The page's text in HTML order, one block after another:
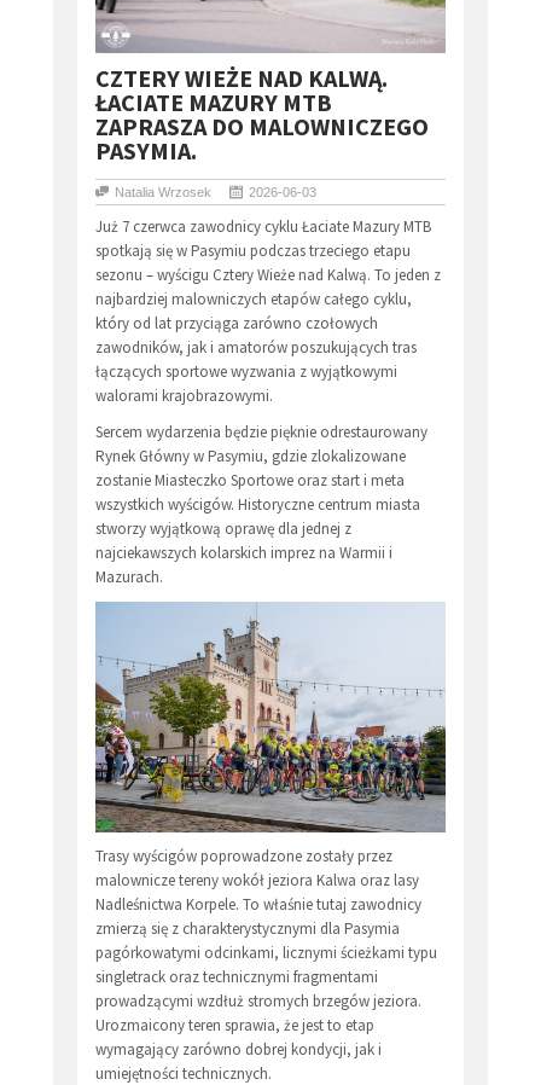
​CZTERY WIEŻE NAD KALWĄ.
ŁACIATE MAZURY MTB
ZAPRASZA DO MALOWNICZEGO
PASYMIA.
Natalia Wrzosek 2026-06-03
Już 7 czerwca zawodnicy cyklu Łaciate Mazury MTB
spotkają się w Pasymiu podczas trzeciego etapu
sezonu – wyścigu Cztery Wieże nad Kalwą. To jeden z
najbardziej malowniczych etapów całego cyklu,
który od lat przyciąga zarówno czołowych
zawodników, jak i amatorów poszukujących tras
łączących sportowe wyzwania z wyjątkowymi
walorami krajobrazowymi.
Sercem wydarzenia będzie pięknie odrestaurowany
Rynek Główny w Pasymiu, gdzie zlokalizowane
zostanie Miasteczko Sportowe oraz start i meta
wszystkich wyścigów. Historyczne centrum miasta
stworzy wyjątkową oprawę dla jednej z
najciekawszych kolarskich imprez na Warmii i
Mazurach.
Trasy wyścigów poprowadzone zostały przez
malownicze tereny wokół jeziora Kalwa oraz lasy
Nadleśnictwa Korpele. To właśnie tutaj zawodnicy
zmierzą się z charakterystycznymi dla Pasymia
pagórkowatymi odcinkami, licznymi ścieżkami typu
singletrack oraz technicznymi fragmentami
prowadzącymi wzdłuż stromych brzegów jeziora.
Urozmaicony teren sprawia, że jest to etap
wymagający zarówno dobrej kondycji, jak i
umiejętności technicznych.